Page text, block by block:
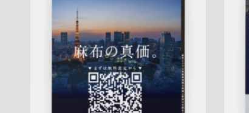
Update:2026.02.18
折りパンフレット 土地エリア広告売
却訴求査定クールプレミアム 麻布営
業部QRコード市場動向相場
詳しく見る